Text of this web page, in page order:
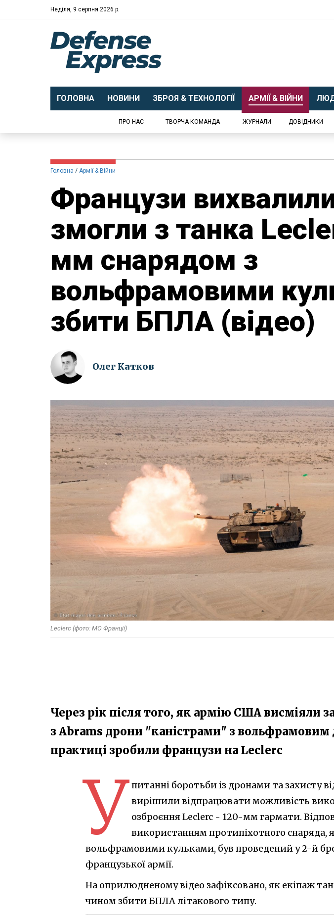
Неділя, 9 серпня 2026 р.
ГОЛОВНА НОВИНИ ЗБРОЯ & ТЕХНОЛОГІЇ АРМІЇ & ВІЙНИ
ПРО НАС ТВОРЧА КОМАНДА ЖУРНАЛИ ДОВІДНИКИ
Головна Армії & Війни
Французи
змогли з танка
мм снарядом з
вольфрамовими
збити БПЛА (відео)
Олег Катков
Leclerc (фото: МО Франції)
Через рік після того, як армію США висміяли
з Abrams дрони "каністрами" з вольфрамовим
практиці зробили французи на Leclerc
У питанні боротьби із дронами та захисту
вирішили відпрацювати можливість
озброєння Leclerc - 120-мм гармати.
використанням протипіхотного снаряда,
вольфрамовими кульками, був проведений у 2-й
французької армії.
На оприлюдненому відео зафіксовано, як екіпаж
чином збити БПЛА літакового типу.